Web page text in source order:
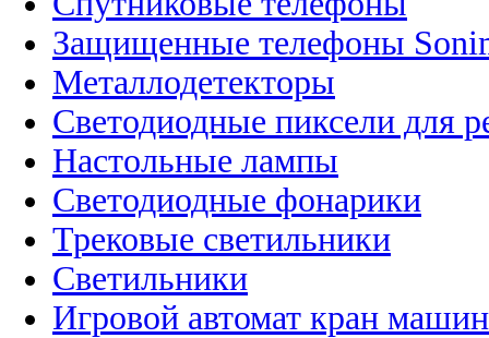
Защищенные телефоны
Металлодетекторы
Светодиодные пиксели для
Настольные лампы
Светодиодные фонарики
Трековые светильники
Светильники
Игровой автомат кран